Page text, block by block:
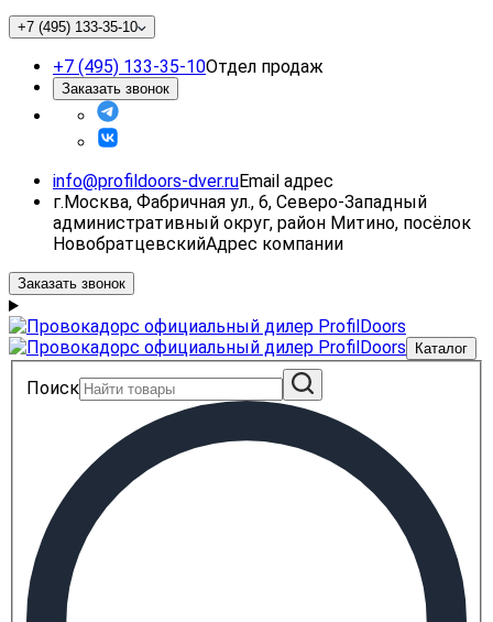
+7 (495) 133-35-10
+7 (495) 133-35-10Отдел продаж
Заказать звонок
info@profildoors-dver.ruEmail адрес
г.Москва, Фабричная ул., 6, Северо-Западный
административный округ, район Митино, посёлок
НовобратцевскийАдрес компании
Заказать звонок
Каталог
Поиск